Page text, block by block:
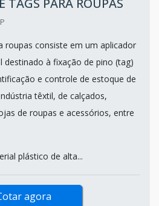
roupas consiste em um aplicador
destinado à fixação de pino (tag)
e controle de estoque de
têxtil, de calçados,
de roupas e acessórios, entre
plástico de alta...
agora